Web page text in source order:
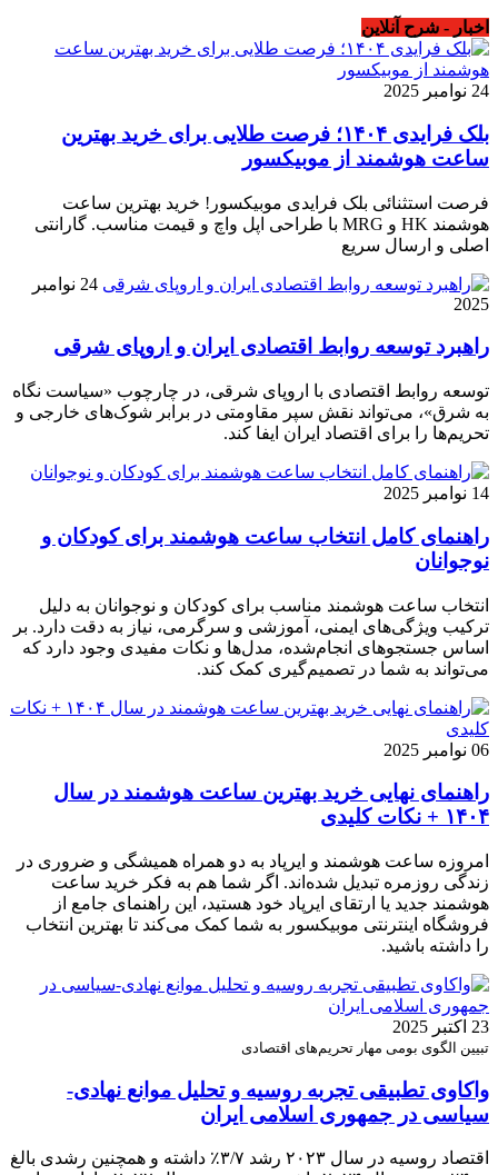
اخبار - شرح آنلاین
24 نوامبر 2025
بلک فرایدی ۱۴۰۴؛ فرصت طلایی برای خرید بهترین
ساعت هوشمند از موبیکسور
فرصت استثنائی بلک فرایدی موبیکسور! خرید بهترین ساعت
هوشمند HK و MRG با طراحی اپل واچ و قیمت مناسب. گارانتی
اصلی و ارسال سریع
24 نوامبر
2025
راهبرد توسعه روابط اقتصادی ایران و اروپای شرقی
توسعه روابط اقتصادی با اروپای شرقی، در چارچوب «سیاست نگاه
به شرق»، می‌تواند نقش سپر مقاومتی در برابر شوک‌های خارجی و
تحریم‌ها را برای اقتصاد ایران ایفا کند.
14 نوامبر 2025
راهنمای کامل انتخاب ساعت هوشمند برای کودکان و
نوجوانان
انتخاب ساعت هوشمند مناسب برای کودکان و نوجوانان به دلیل
ترکیب ویژگی‌های ایمنی، آموزشی و سرگرمی، نیاز به دقت دارد. بر
اساس جستجوهای انجام‌شده، مدل‌ها و نکات مفیدی وجود دارد که
می‌تواند به شما در تصمیم‌گیری کمک کند.
06 نوامبر 2025
راهنمای نهایی خرید بهترین ساعت هوشمند در سال
۱۴۰۴ + نکات کلیدی
امروزه ساعت هوشمند و ایرپاد به دو همراه همیشگی و ضروری در
زندگی روزمره تبدیل شده‌اند. اگر شما هم به فکر خرید ساعت
هوشمند جدید یا ارتقای ایرپاد خود هستید، این راهنمای جامع از
فروشگاه اینترنتی موبیکسور به شما کمک می‌کند تا بهترین انتخاب
را داشته باشید.
23 اکتبر 2025
تبیین الگوی بومی مهار تحریم‌های اقتصادی
واکاوی تطبیقی تجربه روسیه و تحلیل موانع نهادی-
سیاسی در جمهوری اسلامی ایران
اقتصاد روسیه در سال ۲۰۲۳ رشد ۳/۷٪ داشته و همچنین رشدی بالغ